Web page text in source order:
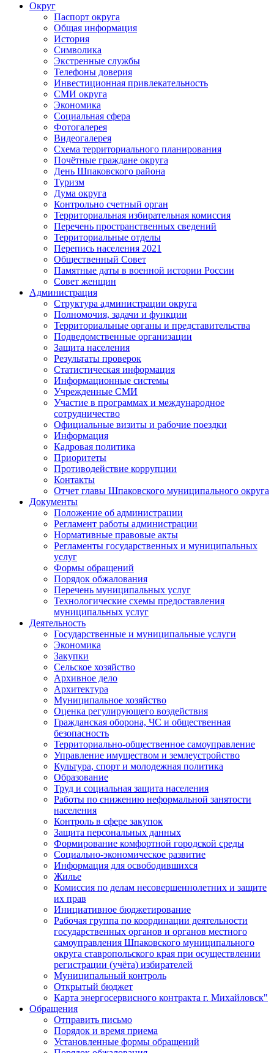
Округ
Паспорт округа
Общая информация
История
Символика
Экстренные службы
Телефоны доверия
Инвестиционная привлекательность
СМИ округа
Экономика
Социальная сфера
Фотогалерея
Видеогалерея
Схема территориального планирования
Почётные граждане округа
День Шпаковского района
Туризм
Дума округа
Контрольно счетный орган
Территориальная избирательная комиссия
Перечень пространственных сведений
Территориальные отделы
Перепись населения 2021
Общественный Совет
Памятные даты в военной истории России
Совет женщин
Администрация
Структура администрации округа
Полномочия, задачи и функции
Территориальные органы и представительства
Подведомственные организации
Защита населения
Результаты проверок
Статистическая информация
Информационные системы
Учрежденные СМИ
Участие в программах и международное
сотрудничество
Официальные визиты и рабочие поездки
Информация
Кадровая политика
Приоритеты
Противодействие коррупции
Контакты
Отчет главы Шпаковского муниципального округа
Документы
Положение об администрации
Регламент работы администрации
Нормативные правовые акты
Регламенты государственных и муниципальных
услуг
Формы обращений
Порядок обжалования
Перечень муниципальных услуг
Технологические схемы предоставления
муниципальных услуг
Деятельность
Государственные и муниципальные услуги
Экономика
Закупки
Сельское хозяйство
Архивное дело
Архитектура
Муниципальное хозяйство
Оценка регулирующего воздействия
Гражданская оборона, ЧС и общественная
безопасность
Территориально-общественное самоуправление
Управление имуществом и землеустройство
Культура, спорт и молодежная политика
Образование
Труд и социальная защита населения
Работы по снижению неформальной занятости
населения
Контроль в сфере закупок
Защита персональных данных
Формирование комфортной городской среды
Социально-экономическое развитие
Информация для освободившихся
Жилье
Комиссия по делам несовершеннолетних и защите
их прав
Инициативное бюджетирование
Рабочая группа по координации деятельности
государственных органов и органов местного
самоуправления Шпаковского муниципального
округа ставропольского края при осуществлении
регистрации (учёта) избирателей
Муниципальный контроль
Открытый бюджет
Карта энергосервисного контракта г. Михайловск"
Обращения
Отправить письмо
Порядок и время приема
Установленные формы обращений